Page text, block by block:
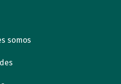
somos